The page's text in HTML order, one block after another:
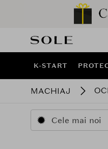
K-START
MACHIAJ
Cele mai noi